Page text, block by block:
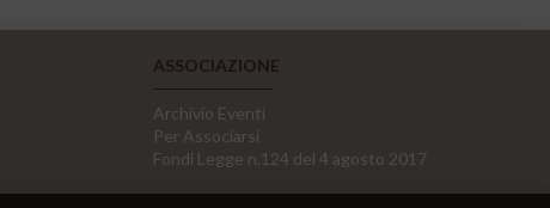
ASSOCIAZIONE
Archivio Eventi
Per Associarsi
Fondi Legge n.124 del 4 agosto 2017